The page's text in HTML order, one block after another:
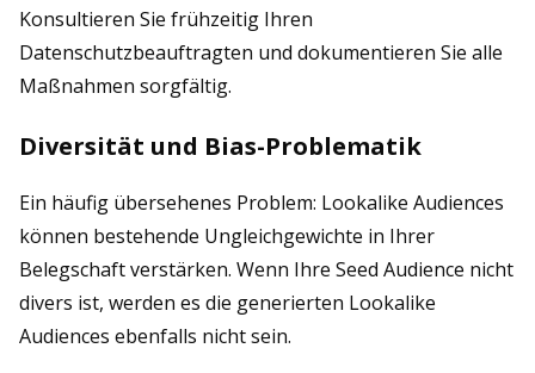
Konsultieren Sie frühzeitig Ihren
Datenschutzbeauftragten und dokumentieren Sie alle
Maßnahmen sorgfältig.
Diversität und Bias-Problematik
Ein häufig übersehenes Problem: Lookalike Audiences
können bestehende Ungleichgewichte in Ihrer
Belegschaft verstärken. Wenn Ihre Seed Audience nicht
divers ist, werden es die generierten Lookalike
Audiences ebenfalls nicht sein.